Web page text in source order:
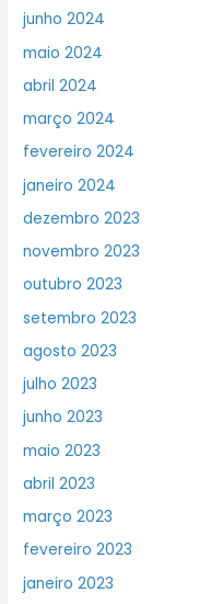
junho 2024
maio 2024
abril 2024
março 2024
fevereiro 2024
janeiro 2024
dezembro 2023
novembro 2023
outubro 2023
setembro 2023
agosto 2023
julho 2023
junho 2023
maio 2023
abril 2023
março 2023
fevereiro 2023
janeiro 2023